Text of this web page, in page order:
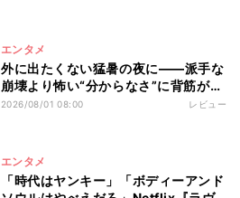
エンタメ
外に出たくない猛暑の夜に――派手な
崩壊より怖い“分からなさ”に背筋が冷
えるNetflix映画『終わらない週末』
2026/08/01 08:00 レビュー
エンタメ
「時代はヤンキー」「ボディーアンド